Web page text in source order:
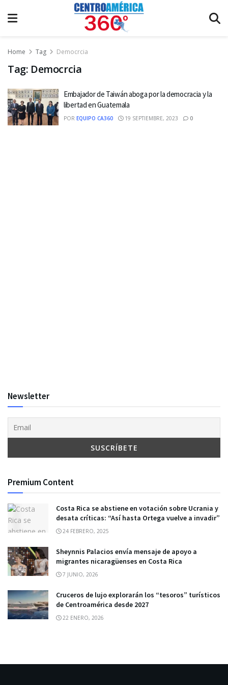
Home Tag Democrcia
Tag: Democrcia
Embajador de Taiwán aboga por la democracia y la
libertad en Guatemala
POR EQUIPO CA360 19 SEPTIEMBRE, 2023 0
Newsletter
Premium Content
Costa Rica se abstiene en votación sobre Ucrania y
desata críticas: “Así hasta Ortega vuelve a invadir”
24 FEBRERO, 2025
Sheynnis Palacios envía mensaje de apoyo a
migrantes nicaragüenses en Costa Rica
7 JUNIO, 2026
Cruceros de lujo explorarán los “tesoros” turísticos
de Centroamérica desde 2027
22 ENERO, 2026